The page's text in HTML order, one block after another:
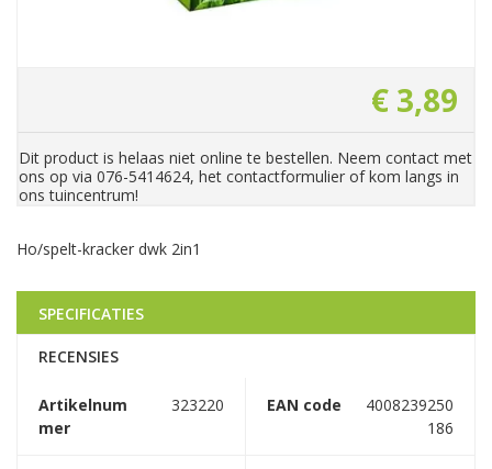
€ 3,89
Dit product is helaas niet online te bestellen. Neem contact met
ons op via 076-5414624, het contactformulier of kom langs in
ons tuincentrum!
Ho/spelt-kracker dwk 2in1
SPECIFICATIES
RECENSIES
Artikelnum
mer
323220 EAN code
4008239250
186